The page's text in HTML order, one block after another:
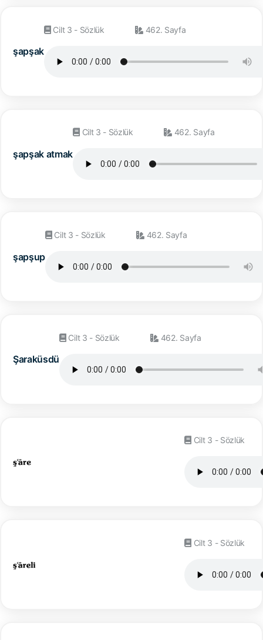
şapşak
Cilt 3 - Sözlük 462. Sayfa
şapşak atmak
Cilt 3 - Sözlük 462. Sayfa
şapşup
Cilt 3 - Sözlük 462. Sayfa
Şaraküsdü
Cilt 3 - Sözlük 462. Sayfa
Cilt 3 - Sözlük
Cilt 3 - Sözlük